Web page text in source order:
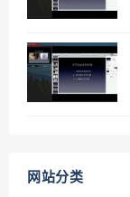
网站分类